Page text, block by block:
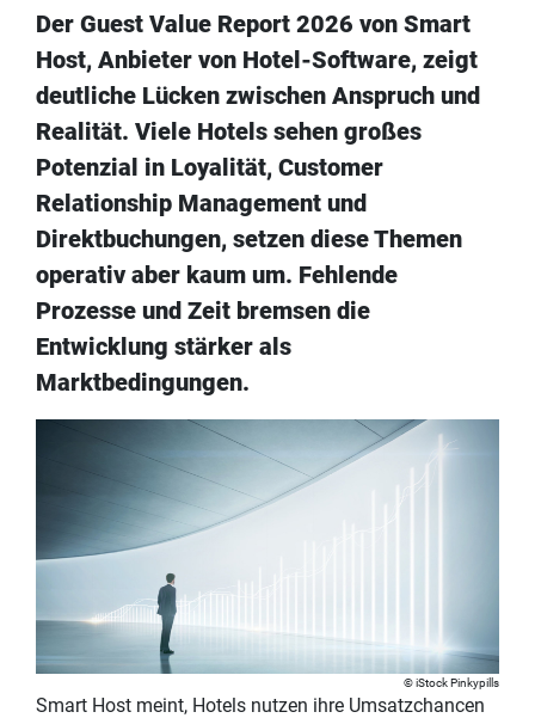
Der Guest Value Report 2026 von Smart
Host, Anbieter von Hotel-Software, zeigt
deutliche Lücken zwischen Anspruch und
Realität. Viele Hotels sehen großes
Potenzial in Loyalität, Customer
Relationship Management und
Direktbuchungen, setzen diese Themen
operativ aber kaum um. Fehlende
Prozesse und Zeit bremsen die
Entwicklung stärker als
Marktbedingungen.
iStock Pinkypills
Smart Host meint, Hotels nutzen ihre Umsatzchancen